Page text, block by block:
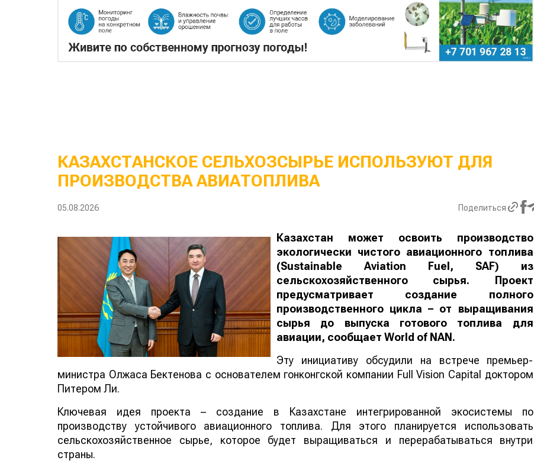
КАЗАХСТАНСКОЕ СЕЛЬХОЗСЫРЬЕ ИСПОЛЬЗУЮТ ДЛЯ
ПРОИЗВОДСТВА АВИАТОПЛИВА
05.08.2026 Поделиться
Казахстан может освоить производство
экологически чистого авиационного топлива
(Sustainable Aviation Fuel, SAF) из
сельскохозяйственного сырья. Проект
предусматривает создание полного
производственного цикла – от выращивания
сырья до выпуска готового топлива для
авиации, сообщает World of NAN .
Эту инициативу обсудили на встрече премьер-
министра Олжаса Бектенова с основателем гонконгской компании Full Vision Capital доктором
Питером Ли.
Ключевая идея проекта – создание в Казахстане интегрированной экосистемы по
производству устойчивого авиационного топлива. Для этого планируется использовать
сельскохозяйственное сырье, которое будет выращиваться и перерабатываться внутри
страны.